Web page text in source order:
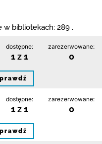
w bibliotekach: 289 .
dostępne:
1 z 1
zarezerwowane:
0
dostępne:
1 z 1
zarezerwowane:
0